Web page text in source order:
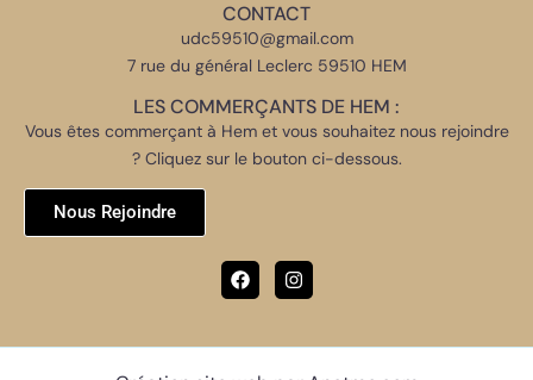
CONTACT
udc59510@gmail.com
7 rue du général Leclerc 59510 HEM
LES COMMERÇANTS DE HEM :
Vous êtes commerçant à Hem et vous souhaitez nous rejoindre
? Cliquez sur le bouton ci-dessous.
Nous Rejoindre